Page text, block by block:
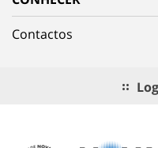
Contactos